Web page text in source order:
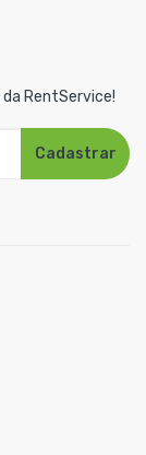
da RentService!
Cadastrar